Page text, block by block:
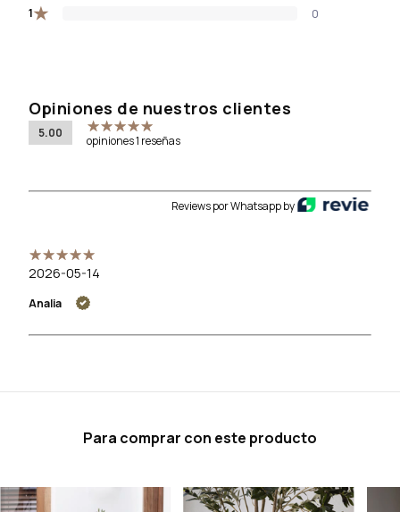
1★ 0
Opiniones de nuestros clientes
5.00
opiniones 1 reseñas
Reviews por Whatsapp by
2026-05-14
Analia
Para comprar con este producto